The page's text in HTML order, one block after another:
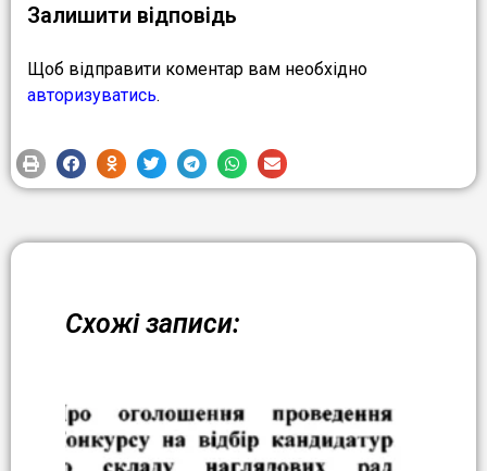
Залишити відповідь
Щоб відправити коментар вам необхідно
авторизуватись.
Схожі записи: